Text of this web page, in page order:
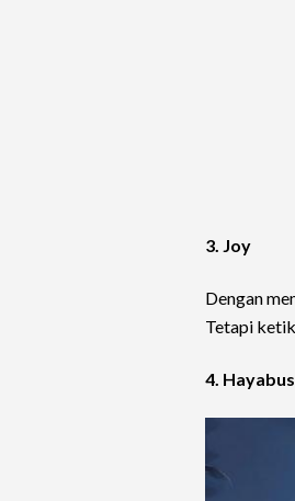
3. Joy
Dengan
Tetapi
4.